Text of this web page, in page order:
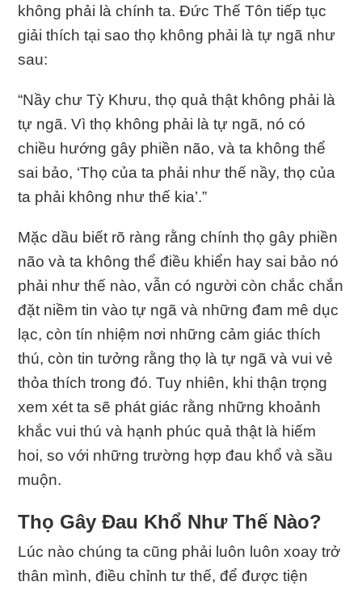
không phải là chính ta. Ðức Thế Tôn tiếp tục
giải thích tại sao thọ không phải là tự ngã như
sau:
“Nầy chư Tỳ Khưu, thọ quả thật không phải là
tự ngã. Vì thọ không phải là tự ngã, nó có
chiều hướng gây phiền não, và ta không thể
sai bảo, ‘Thọ của ta phải như thế nầy, thọ của
ta phải không như thế kia’.”
Mặc dầu biết rõ ràng rằng chính thọ gây phiền
não và ta không thể điều khiển hay sai bảo nó
phải như thế nào, vẫn có người còn chắc chắn
đặt niềm tin vào tự ngã và những đam mê dục
lạc, còn tín nhiệm nơi những cảm giác thích
thú, còn tin tưởng rằng thọ là tự ngã và vui vẻ
thỏa thích trong đó. Tuy nhiên, khi thận trọng
xem xét ta sẽ phát giác rằng những khoảnh
khắc vui thú và hạnh phúc quả thật là hiếm
hoi, so với những trường hợp đau khổ và sầu
muộn.
Thọ Gây Ðau Khổ Như Thế Nào?
Lúc nào chúng ta cũng phải luôn luôn xoay trở
thân mình, điều chỉnh tư thế, để được tiện